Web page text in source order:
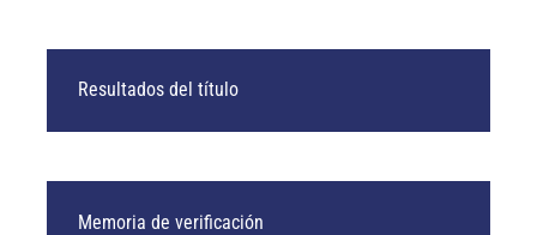
Resultados del título
Memoria de verificación